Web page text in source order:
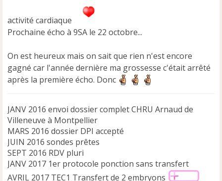
n
l
u
activité cardiaque
Prochaine écho à 9SA le 22 octobre...
On est heureux mais on sait que rien n'est encore
gagné car l'année dernière ma grossesse c'était arrêté
après la première écho. Donc
JANV 2016 envoi dossier complet CHRU Arnaud de
Villeneuve à Montpellier
MARS 2016 dossier DPI accepté
JUIN 2016 sondes prêtes
SEPT 2016 RDV pluri
JANV 2017 1er protocole ponction sans transfert
AVRIL 2017 TEC1 Transfert de 2 embryons